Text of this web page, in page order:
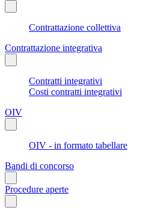
Contrattazione collettiva
Contrattazione integrativa
Contratti integrativi
Costi contratti integrativi
OIV
OIV - in formato tabellare
Bandi di concorso
Procedure aperte